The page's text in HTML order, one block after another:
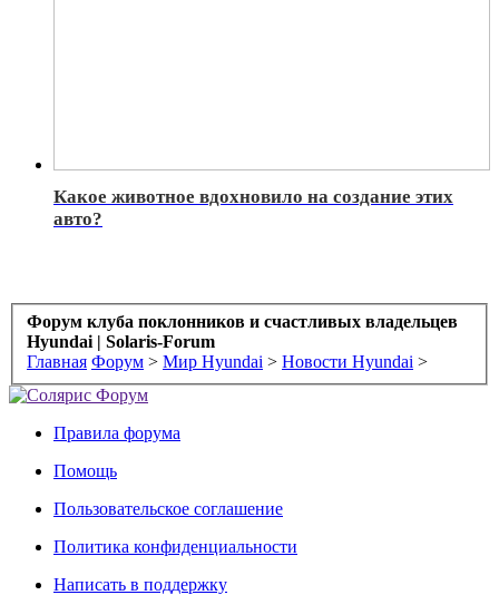
Какое животное вдохновило на создание этих
авто?
Форум клуба поклонников и счастливых владельцев
Hyundai | Solaris-Forum
Главная Форум > Мир Hyundai > Новости Hyundai >
Правила форума
Помощь
Пользовательское соглашение
Политика конфиденциальности
Написать в поддержку